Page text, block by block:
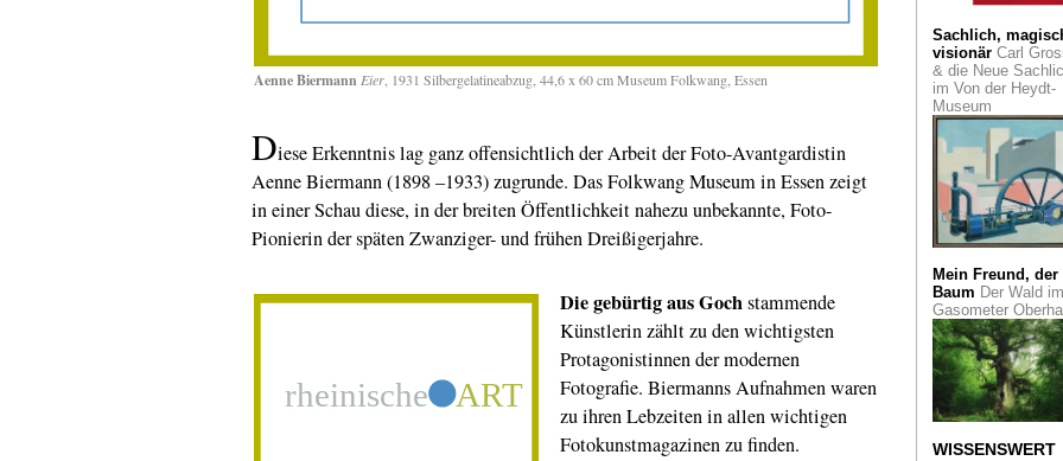
Aenne Biermann Eier , 1931 Silbergelatineabzug, 44,6 x 60 cm Museum Folkwang, Essen
Diese Erkenntnis lag ganz offensichtlich der Arbeit der Foto-Avantgardistin
Aenne Biermann (1898 –1933) zugrunde. Das Folkwang Museum in Essen zeigt
in einer Schau diese, in der breiten Öffentlichkeit nahezu unbekannte, Foto-
Pionierin der späten Zwanziger- und frühen Dreißigerjahre.
Die gebürtig aus Gochstammende
Künstlerin zählt zu den wichtigsten
Protagonistinnen der modernen
Fotografie. Biermanns Aufnahmen waren
zu ihren Lebzeiten in allen wichtigen
Fotokunstmagazinen zu finden.
Kriegsbedingt
verlagertDie
Petersburger
zeigt die Eisenzeit
mit Beutekunst
Buddhismus
Tiefenentspannung
Erleuchtung mit
Buddha. Eine
Basel
Immer attraktiv
Geburtstag
Tim und
StruppiAuktion:
Geld für wenig
Köln verstehen-
einem neuen
zur
Ein
Sachlich,
visionärCarl
& die Neue
im Von der Heydt-
Museum
Mein Freund, der
Baum Der Wald im
Gasometer
WISSENSWERT